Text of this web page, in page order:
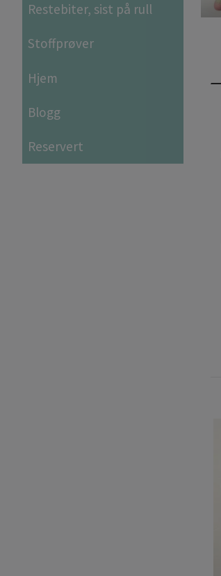
Restebiter, sist på rull
Stoffprøver
Hjem
Blogg
Reservert